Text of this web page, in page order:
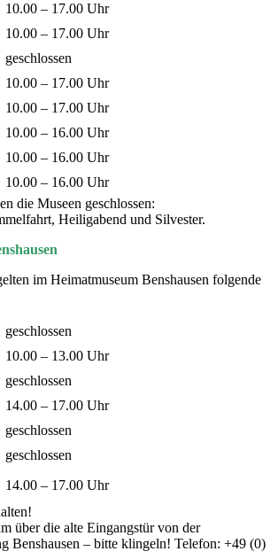
10.00 – 17.00 Uhr
10.00 – 17.00 Uhr
geschlossen
10.00 – 17.00 Uhr
10.00 – 17.00 Uhr
10.00 – 16.00 Uhr
10.00 – 16.00 Uhr
10.00 – 16.00 Uhr
die Museen geschlossen:
Heiligabend und Silvester.
im Heimatmuseum Benshausen folgende
geschlossen
10.00 – 13.00 Uhr
geschlossen
14.00 – 17.00 Uhr
geschlossen
geschlossen
14.00 – 17.00 Uhr
über die alte Eingangstür von der
Benshausen – bitte klingeln! Telefon: +49 (0)